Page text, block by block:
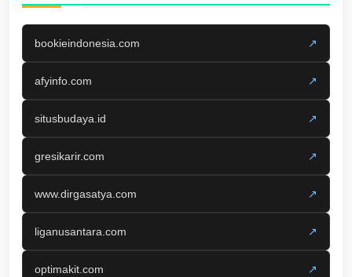
bookieindonesia.com ↗
afyinfo.com ↗
situsbudaya.id ↗
gresikarir.com ↗
www.dirgasatya.com ↗
liganusantara.com ↗
optimakit.com ↗